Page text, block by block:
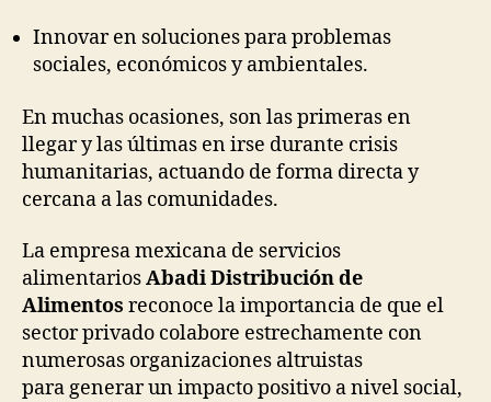
Innovar en soluciones para problemas
sociales, económicos y ambientales.
En muchas ocasiones, son las primeras en
llegar y las últimas en irse durante crisis
humanitarias, actuando de forma directa y
cercana a las comunidades.
La empresa mexicana de servicios
alimentariosAbadi Distribución de
Alimentos reconoce la importancia de que el
sector privado colabore estrechamente con
numerosas organizaciones altruistas
para generar un impacto positivo a nivel social,